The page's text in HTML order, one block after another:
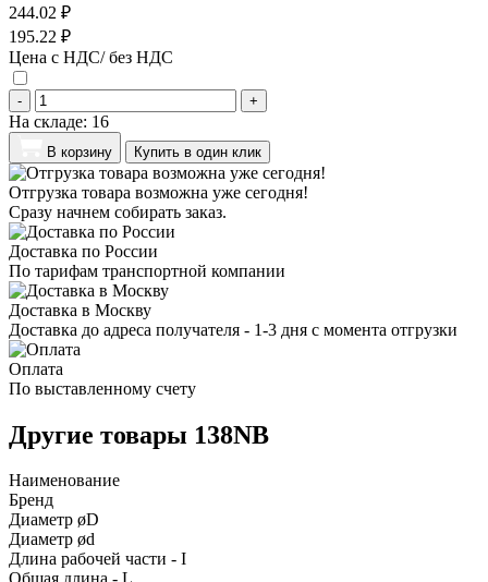
244.02 ₽
195.22 ₽
Цена с НДС/ без НДС
- +
На складе: 16
В корзину Купить в один клик
Отгрузка товара возможна уже сегодня!
Сразу начнем собирать заказ.
Доставка по России
По тарифам транспортной компании
Доставка в Москву
Доставка до адреса получателя - 1-3 дня с момента отгрузки
Оплата
По выставленному счету
Другие товары 138NB
Наименование
Бренд
Диаметр øD
Диаметр ød
Длина рабочей части - I